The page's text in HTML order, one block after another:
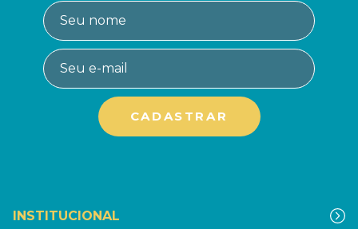
INSTITUCIONAL